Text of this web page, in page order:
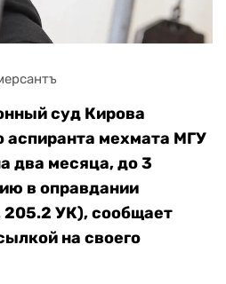
суд Кирова
аспиранта мехмата МГУ
два месяца, до 3
в оправдании
205.2 УК), сообщает
на своего